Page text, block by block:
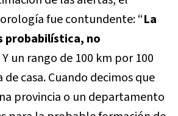
fue contundente: “La
probabilística, no
Y un rango de 100 km por 100
casa. Cuando decimos que
provincia o un departamento